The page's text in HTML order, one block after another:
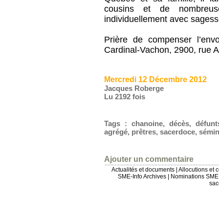
cousins et de
individuellement avec
Prière de compenser
Cardinal-Vachon, 2900, rue
Mercredi 12 Décembre 2012
Jacques Roberge
Lu 2192 fois
Tags : chanoine, décès,
agrégé, prêtres,sacerdoce,
Ajouter un commentaire
Actualités et documents
Allocutions et
SME-Info Archives
Nominations